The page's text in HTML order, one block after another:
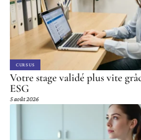
CURSUS
Votre stage validé plus vite
ESG
5 août 2026